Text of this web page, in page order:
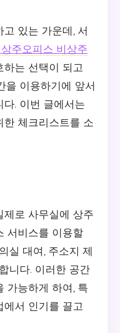
있는 가운데, 서
주오피스 비상주
는 선택이 되고
을 이용하기에 앞서
. 이번 글에서는
체크리스트를 소
로 사무실에 상주
서비스를 이용할
실 대여, 주소지 제
니다. 이러한 공간
가능하게 하여, 특
서 인기를 끌고